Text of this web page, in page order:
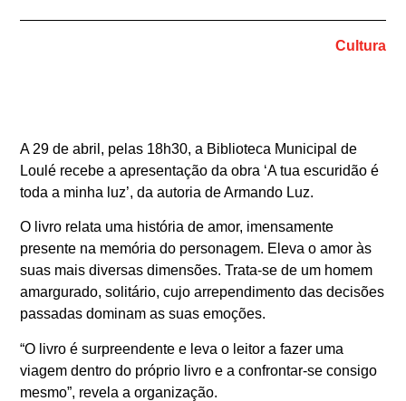
Cultura
A 29 de abril, pelas 18h30, a Biblioteca Municipal de
Loulé recebe a apresentação da obra ‘A tua escuridão é
toda a minha luz’, da autoria de Armando Luz.
O livro relata uma história de amor, imensamente
presente na memória do personagem. Eleva o amor às
suas mais diversas dimensões. Trata-se de um homem
amargurado, solitário, cujo arrependimento das decisões
passadas dominam as suas emoções.
“O livro é surpreendente e leva o leitor a fazer uma
viagem dentro do próprio livro e a confrontar-se consigo
mesmo”, revela a organização.